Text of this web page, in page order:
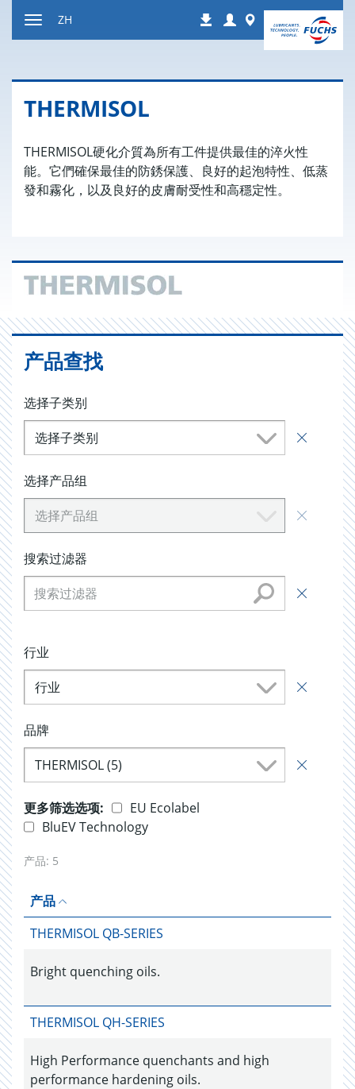
藏
航
下
载
Login Worldwide
ZH
THERMISOL
THERMISOL硬化介質為所有工件提供最佳的淬火性
能。它們確保最佳的防銹保護、良好的起泡特性、低蒸
發和霧化，以及良好的皮膚耐受性和高穩定性。
产品查找
选择子类别
选择子类别
选择产品组
选择产品组
搜索过滤器
行业
行业
品牌
THERMISOL (5)
更多筛选选项:
EU Ecolabel
BluEV Technology
产品: 5
产品
THERMISOL QB-SERIES
Bright quenching oils.
THERMISOL QH-SERIES
High Performance quenchants and high
performance hardening oils.